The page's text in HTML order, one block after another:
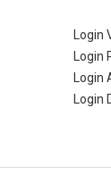
Login
Login
Login
Login